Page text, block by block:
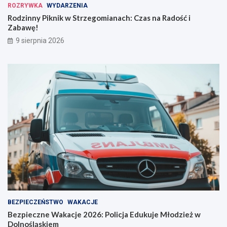
a
e
l
o
ś
ć
ć
Z
a
b
ROZRYWKA WYDARZENIA
Rodzinny Piknik w Strzegomianach: Czas na Radość i
Zabawę!
9 sierpnia 2026
BEZPIECZEŃSTWO WAKACJE
Bezpieczne Wakacje 2026: Policja Edukuje Młodzież w
Dolnośląskiem